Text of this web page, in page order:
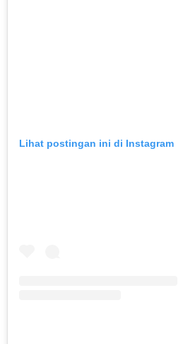
Lihat postingan ini di Instagram